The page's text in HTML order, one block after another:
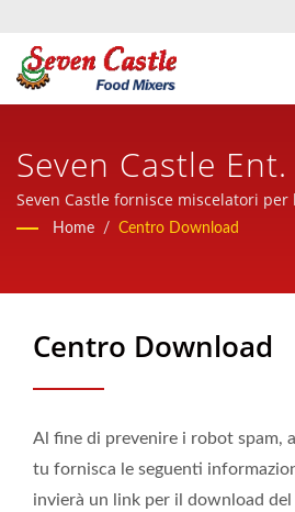
Seven Castle
Seven Castle fornisce miscelatori
e affidabili in tutto il mondo, con un
Home / Centro Download
Centro Download
Al fine di prevenire i robot spam,
tu fornisca le seguenti
invierà un link per il download